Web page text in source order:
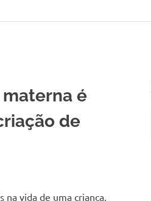
materna é
de
na vida de uma criança,